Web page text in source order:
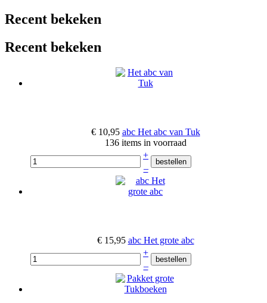
Recent bekeken
Recent bekeken
€ 10,95 abc Het abc van Tuk
136 items in voorraad
+
–
€ 15,95 abc Het grote abc
+
–